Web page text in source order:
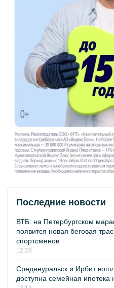
Последние новости
ВТБ: на Петербургском
появится новая беговая
спортсменов
12:28
Среднеуральск и Ирбит
доступна семейная ипотека